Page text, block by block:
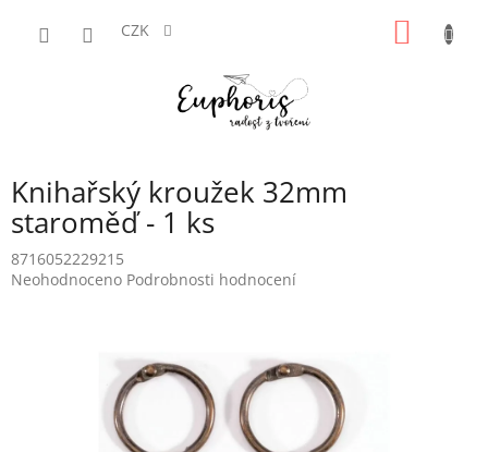
CZK
Knihařský kroužek 32mm
staroměď - 1 ks
8716052229215
Průměrné
Neohodnoceno Podrobnosti hodnocení